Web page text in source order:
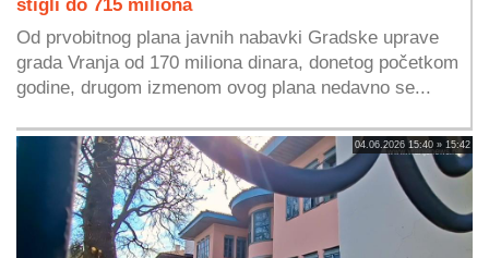
stigli do 715 miliona
Od prvobitnog plana javnih nabavki Gradske uprave
grada Vranja od 170 miliona dinara, donetog početkom
godine, drugom izmenom ovog plana nedavno se...
04.06.2026 15:40 » 15:42